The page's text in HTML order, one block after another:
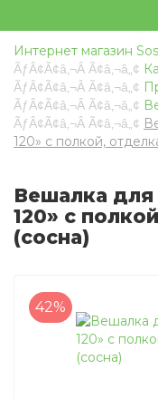
Интернет магазин
120» с полкой,
Вешалка для
120» с
(сосна)
42%